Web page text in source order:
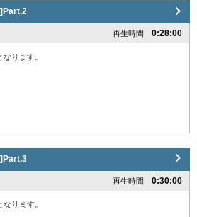
再生時間 0:28:00
ります。
再生時間 0:30:00
ります。